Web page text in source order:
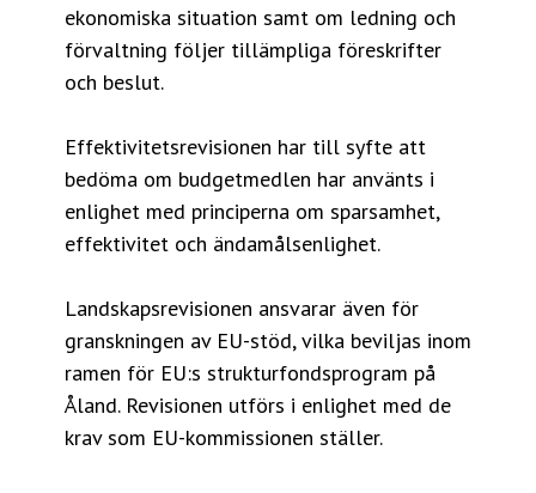
ekonomiska situation samt om ledning och
förvaltning följer tillämpliga föreskrifter
och beslut.
Effektivitetsrevisionen har till syfte att
bedöma om budgetmedlen har använts i
enlighet med principerna om sparsamhet,
effektivitet och ändamålsenlighet.
Landskapsrevisionen ansvarar även för
granskningen av EU-stöd, vilka beviljas inom
ramen för EU:s strukturfondsprogram på
Åland. Revisionen utförs i enlighet med de
krav som EU-kommissionen ställer.